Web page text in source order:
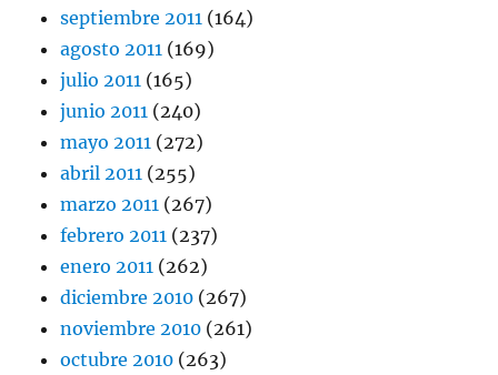
septiembre 2011 (164)
agosto 2011 (169)
julio 2011 (165)
junio 2011 (240)
mayo 2011 (272)
abril 2011 (255)
marzo 2011 (267)
febrero 2011 (237)
enero 2011 (262)
diciembre 2010 (267)
noviembre 2010 (261)
octubre 2010 (263)